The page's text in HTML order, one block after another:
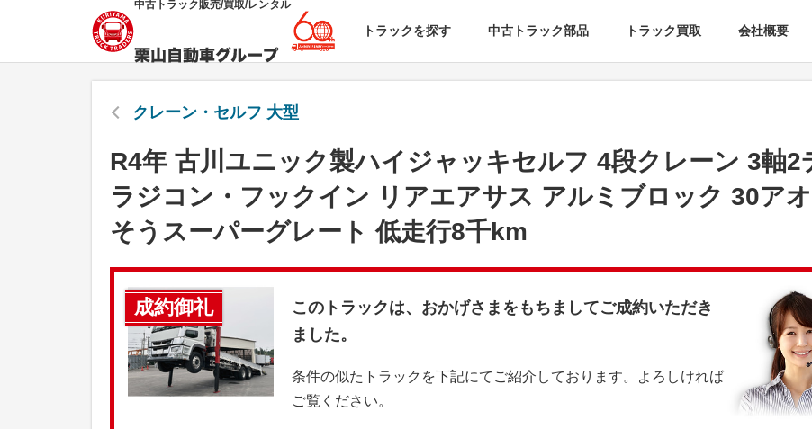
中古トラック販売/買取/レンタル
トラックを探す 中古トラック部品 トラック買取 会社概要
クレーン・セルフ 大型
R4年 古川ユニック製ハイジャッキセルフ 4段クレーン 3軸2
ラジコン・フックイン リアエアサス アルミブロック 30ア
そうスーパーグレート 低走行8千km
成約御礼
このトラックは、おかげさまをもちましてご成約いただき
ました。
条件の似たトラックを下記にてご紹介しております。よろしければ
ご覧ください。